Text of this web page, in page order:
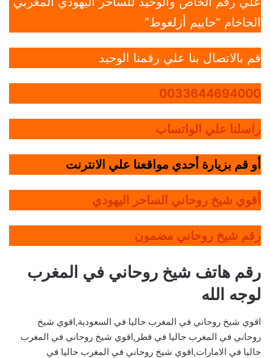
الحاخام “حاييم أزلغوط”
قم بالاتصال بنا علي رقمنا الوحيد
0033644694000
راسلنا علي الواتساب
أو قم بزيارة أحدي مواقعنا علي الانترنت
أقوي شيخ روحاني الساحر اليهودي
رقم شيخ روحاني مضمون
رقم هاتف شيخ روحاني في المغرب
لوجه الله
اقوي شيخ روحاني في المغرب حاليا في السعودية,اقوي شيخ
روحاني في المغرب حاليا في قطر,اقوي شيخ روحاني في المغرب
حاليا في الامارات,اقوي شيخ روحاني في المغرب حاليا في